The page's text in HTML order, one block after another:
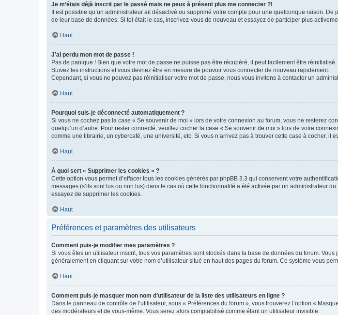
Je m’étais déjà inscrit par le passé mais ne peux à présent plus me connecter ?!
Il est possible qu’un administrateur ait désactivé ou supprimé votre compte pour une quelconque raison.
de leur base de données. Si tel était le cas, inscrivez-vous de nouveau et essayez de participer plus
Haut
J’ai perdu mon mot de passe !
Pas de panique ! Bien que votre mot de passe ne puisse pas être récupéré, il peut facilement être
Suivez les instructions et vous devriez être en mesure de pouvoir vous connecter de nouveau rapidement.
Cependant, si vous ne pouvez pas réinitialiser votre mot de passe, nous vous invitons à contacter un
Haut
Pourquoi suis-je déconnecté automatiquement ?
Si vous ne cochez pas la case « Se souvenir de moi » lors de votre connexion au forum, vous ne resterez
quelqu’un d’autre. Pour rester connecté, veuillez cocher la case « Se souvenir de moi » lors de votre
comme une librairie, un cybercafé, une université, etc. Si vous n’arrivez pas à trouver cette case à cocher, il
Haut
À quoi sert « Supprimer les cookies » ?
Cette option vous permet d’effacer tous les cookies générés par phpBB 3.3 qui conservent votre
messages (s’ils sont lus ou non lus) dans le cas où cette fonctionnalité a été activée par un administrateur
essayez de supprimer les cookies.
Haut
Préférences et paramètres des utilisateurs
Comment puis-je modifier mes paramètres ?
Si vous êtes un utilisateur inscrit, tous vos paramètres sont stockés dans la base de données du forum.
généralement en cliquant sur votre nom d’utilisateur situé en haut des pages du forum. Ce système vous
Haut
Comment puis-je masquer mon nom d’utilisateur de la liste des utilisateurs en ligne ?
Dans le panneau de contrôle de l’utilisateur, sous « Préférences du forum », vous trouverez l’option «
des modérateurs et de vous-même. Vous serez alors comptabilisé comme étant un utilisateur invisible.